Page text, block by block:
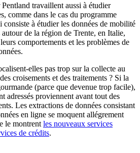
travaillent aussi à étudier
comme dans le cas du programme
consiste à étudier les données de mobilité
de la région de Trente, en Italie,
comportements et les problèmes de
elles pas trop sur la collecte au
croisements et des traitements ? Si la
(parce que devenue trop facile),
adressés proviennent avant tout des
Les extractions de données consistant
en ligne se moquent allégrement
le montrent les nouveaux services
de crédits.